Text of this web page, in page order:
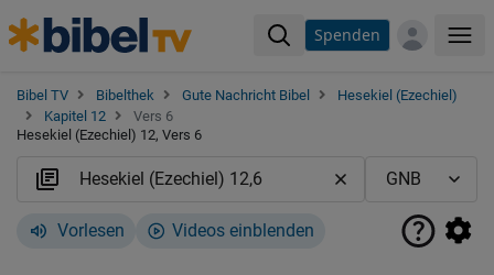
Spenden
Bibel TV Bibelthek Gute Nachricht Bibel
Hesekiel (Ezechiel)
Kapitel 12
Vers 6
Hesekiel (Ezechiel) 12, Vers 6
Vorlesen Videos einblenden